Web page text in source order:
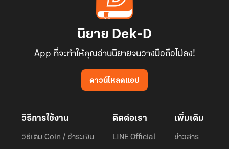
นิยาย Dek-D
App ที่จะทำให้คุณอ่านนิยายจนวางมือถือไม่ลง!
ดาวน์โหลดแอป
วิธีการใช้งาน
วิธีเติม Coin / ชำระเงิน
ติดต่อเรา
LINE Official
เพิ่มเติม
ข่าวสาร